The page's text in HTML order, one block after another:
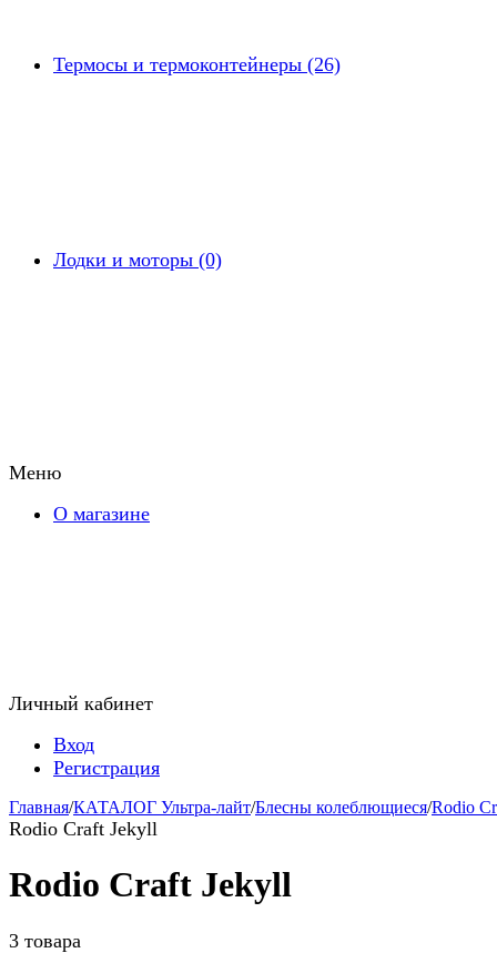
Термосы и термоконтейнеры (26)
Лодки и моторы (0)
Меню
О магазине
Личный кабинет
Вход
Регистрация
Главная/КАТАЛОГ Ультра-лайт/Блесны колеблющиеся/Rodio
Rodio Craft Jekyll
Rodio Craft Jekyll
3 товара